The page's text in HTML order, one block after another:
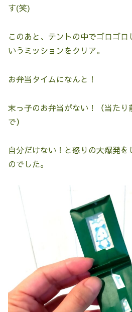
す(笑)
このあと、テントの中でゴロゴロ
いうミッションをクリア。
お弁当タイムになんと！
末っ子のお弁当がない！（当たり
で）
自分だけない！と怒りの大爆発
のでした。